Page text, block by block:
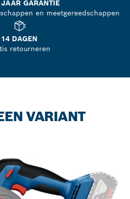
GARANTIE
en meetgereedschappen
14 DAGEN
retourneren
VARIANT